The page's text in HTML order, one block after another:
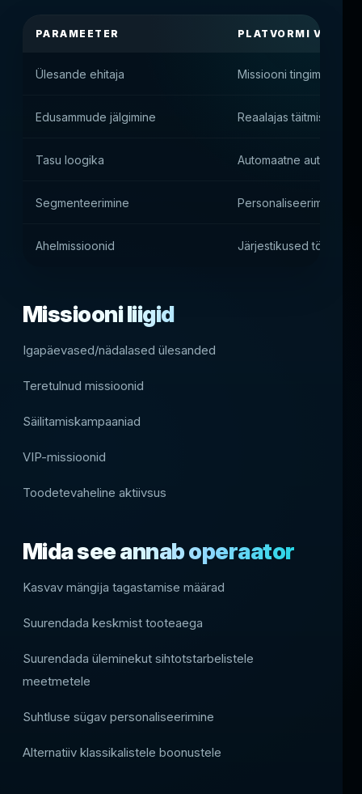
PARAMEETER PLATVORMI
Ülesande ehitaja Missiooni tingimuste
Edusammude jälgimine Reaalajas täitmise
Tasu loogika Automaatne
Segmenteerimine Personaliseerimine
Ahelmissioonid Järjestikused
Missiooni liigid
Igapäevased/nädalased ülesanded
Teretulnud missioonid
Säilitamiskampaaniad
VIP-missioonid
Toodetevaheline aktiivsus
Mida see annab operaator
Kasvav mängija tagastamise määrad
Suurendada keskmist tooteaega
Suurendada üleminekut sihtotstarbelistele
meetmetele
Suhtluse sügav personaliseerimine
Alternatiiv klassikalistele boonustele